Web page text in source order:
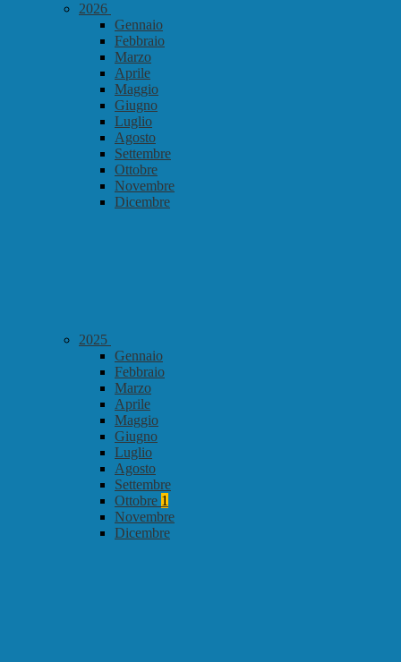
2026
Gennaio
Febbraio
Marzo
Aprile
Maggio
Giugno
Luglio
Agosto
Settembre
Ottobre
Novembre
Dicembre
2025
Gennaio
Febbraio
Marzo
Aprile
Maggio
Giugno
Luglio
Agosto
Settembre
Ottobre 1
Novembre
Dicembre